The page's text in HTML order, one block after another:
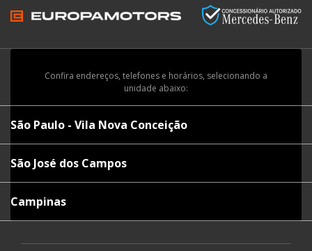
Confira endereços, telefones e horários, selecionando a
unidade abaixo:
São Paulo - Vila Nova Conceição
São José dos Campos
Campinas